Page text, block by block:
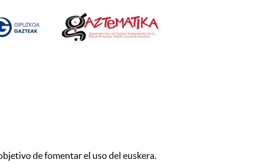
de fomentar el uso del euskera.